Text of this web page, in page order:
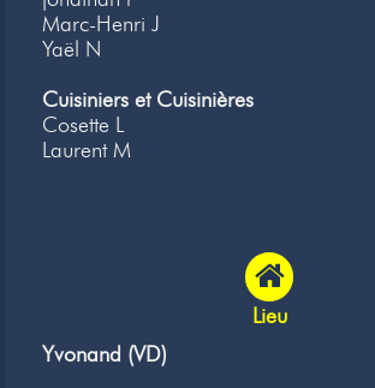
Marc-Henri J
Yaël N
Cuisiniers et Cuisinières
Cosette L
Laurent M
Lieu
Yvonand (VD)